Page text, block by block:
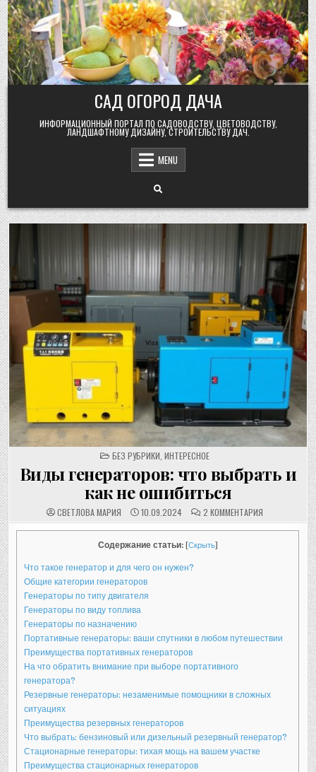
Skip
to
content
САД ОГОРОД ДАЧА
ИНФОРМАЦИОННЫЙ ПОРТАЛ ПО САДОВОДСТВУ, ЦВЕТОВОДСТВУ,
ЛАНДШАФТНОМУ ДИЗАЙНУ, СТРОИТЕЛЬСТВУ ДАЧ.
MENU
POSTED
IN
БЕЗ РУБРИКИ ИНТЕРЕСНОЕ
Виды генераторов: что выбрать и
как не ошибиться
СВЕТЛОВА МАРИЯ 10.09.2024 2 КОММЕНТАРИЯК
ЗАПИСИ
ВИДЫ
ГЕНЕРАТОРОВ:
Содержание статьи: [Скрыть]
Что такое генератор и для чего он нужен?
Общие категории генераторов
Генераторы по типу двигателя
Генераторы по виду топлива
Генераторы по назначению
Портативные генераторы: ваши спутники в любом путешествии
Преимущества портативных генераторов
На что обратить внимание при выборе портативного
генератора?
Резервные генераторы: незаменимые помощники в сложных
ситуациях
Преимущества резервных генераторов
Что выбрать: бензиновый или дизельный резервный генератор?
Стационарные генераторы: тихая мощь на вашем участке
Преимущества стационарных генераторов